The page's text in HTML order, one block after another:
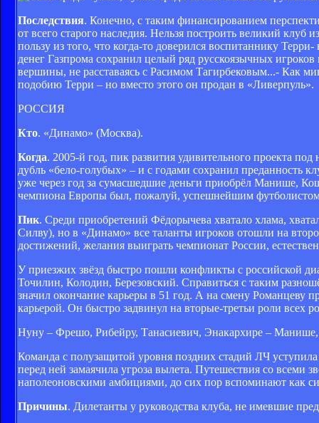
Последствия. Конечно, с таким финансированием
от всего старого наследия. Нельзя построить великий клуб
пользу из того, что когда-то доверился воспитаннику
денег Газпрома сохранил целый ряд русскоязычных
вершины, не расставаясь с Расимом Тагирбековым...- Как
подобию Терри – но вместо этого он продан в «Ливерпуль».
РОССИЯ
Кто. «Динамо» (Москва).
Когда. 2005-й год, пик развития удивительного проекта
дубль «бело-голубых» – и с годами сохранил преданность
уже через год за сумасшедшие деньги приобрёл Манише,
чемпиона Европы был, пожалуй, успешнейшим футболистом
Пик. Среди приобретений Фёдорычева хватало хлама,
Силву), но в «Динамо» все таланты игроков отошли на
достижений, желания выиграть чемпионат России,
У приезжих звёзд быстро пошли конфликты с российской
Точилин, Колодин, Березовский. Справиться с таким
значил окончание карьеры в 51 год. А на смену Романцеву
карьерой. Он быстро задвинул на вторые-третьи роли всех
Нуну – Фрешо, Рибейру, Танасиевич, Энакархире –
Команда с полузащитой уровня поздних стадий ЛЧ
перед ней замаячила угроза вылета. Путешествия со всеми
наполеоновскими амбициями, до сих пор вспоминают как
Причины. Дилетанты у руководства клуба, не имевшие